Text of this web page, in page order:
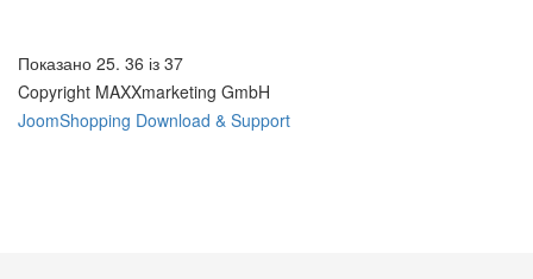
Показано 25. 36 із 37
Copyright MAXXmarketing GmbH
JoomShopping Download & Support